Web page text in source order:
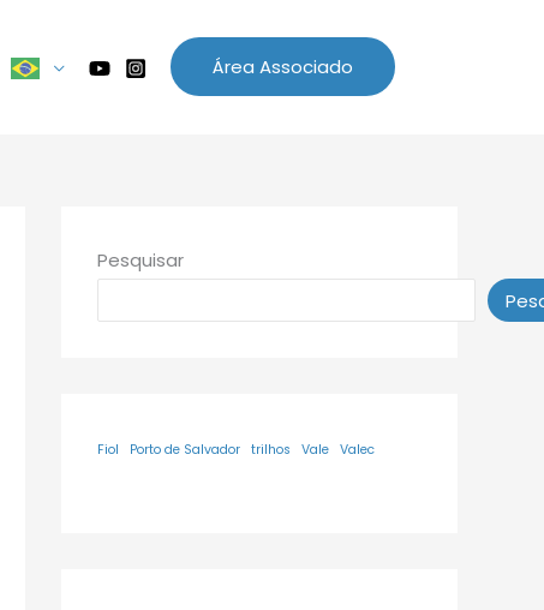
Área Associado
Pesquisar
Fiol Porto de Salvador trilhos Vale Valec